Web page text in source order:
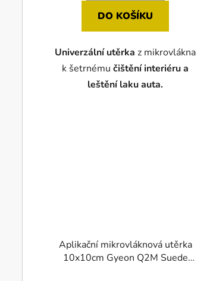
hvězdiček.
DO KOŠÍKU
Univerzální utěrka z mikrovlákna
k šetrnémučištění interiéru a
leštění laku auta.
Aplikační mikrovláknová utěrka
10x10cm Gyeon Q2M Suede